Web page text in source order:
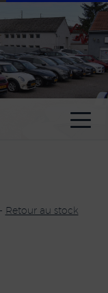
Retour au stock